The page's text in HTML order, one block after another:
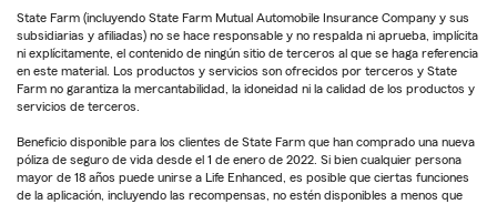
State Farm (incluyendo State Farm Mutual Automobile Insurance Company y sus
subsidiarias y afiliadas) no se hace responsable y no respalda ni aprueba, implícita
ni explícitamente, el contenido de ningún sitio de terceros al que se haga referencia
en este material. Los productos y servicios son ofrecidos por terceros y State
Farm no garantiza la mercantabilidad, la idoneidad ni la calidad de los productos y
servicios de terceros.
Beneficio disponible para los clientes de State Farm que han comprado una nueva
póliza de seguro de vida desde el 1 de enero de 2022. Si bien cualquier persona
mayor de 18 años puede unirse a Life Enhanced, es posible que ciertas funciones
de la aplicación, incluyendo las recompensas, no estén disponibles a menos que